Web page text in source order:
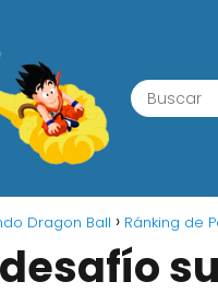
Dragon Ball Ránking de
desafío